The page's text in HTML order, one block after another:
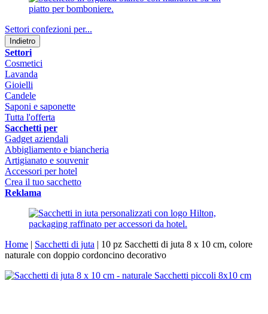
Settori confezioni per...
Indietro
Settori
Cosmetici
Lavanda
Gioielli
Candele
Saponi e saponette
Tutta l'offerta
Sacchetti per
Gadget aziendali
Abbigliamento e biancheria
Artigianato e souvenir
Accessori per hotel
Crea il tuo sacchetto
Reklama
Home | Sacchetti di juta | 10 pz Sacchetti di juta 8 x 10 cm, colore
naturale con doppio cordoncino decorativo